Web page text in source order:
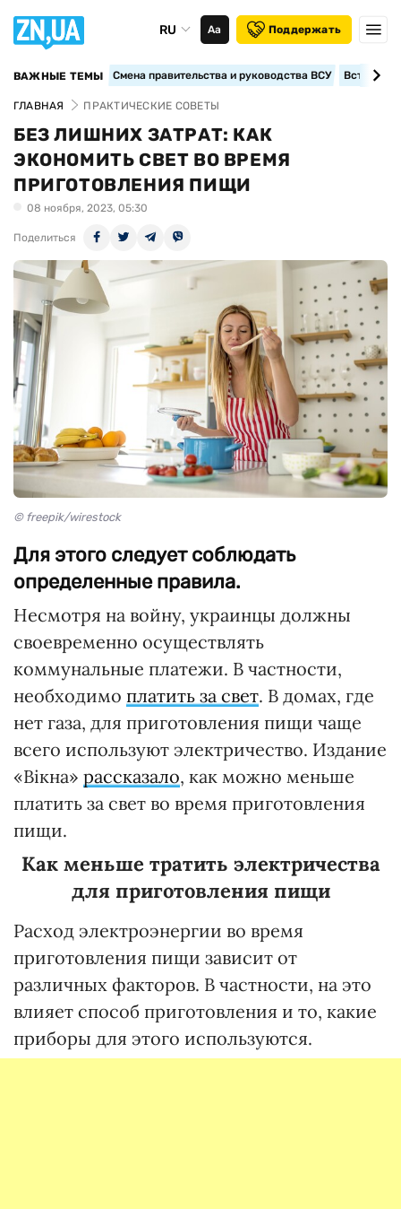
RU Аа Поддержать
ВАЖНЫЕ ТЕМЫ Смена правительства и руководства ВСУ
ГЛАВНАЯ ПРАКТИЧЕСКИЕ СОВЕТЫ
БЕЗ ЛИШНИХ ЗАТРАТ: КАК
ЭКОНОМИТЬ СВЕТ ВО ВРЕМЯ
ПРИГОТОВЛЕНИЯ ПИЩИ
08 ноября, 2023, 05:30
Поделиться
© freepik/wirestock
Для этого следует соблюдать
определенные правила.
Несмотря на войну, украинцы должны
своевременно осуществлять
коммунальные платежи. В частности,
необходимо платить за свет. В домах, где
нет газа, для приготовления пищи чаще
всего используют электричество. Издание
«Вікна» рассказало, как можно меньше
платить за свет во время приготовления
пищи.
Как меньше тратить электричества
для приготовления пищи
Расход электроэнергии во время
приготовления пищи зависит от
различных факторов. В частности, на это
влияет способ приготовления и то, какие
приборы для этого используются.